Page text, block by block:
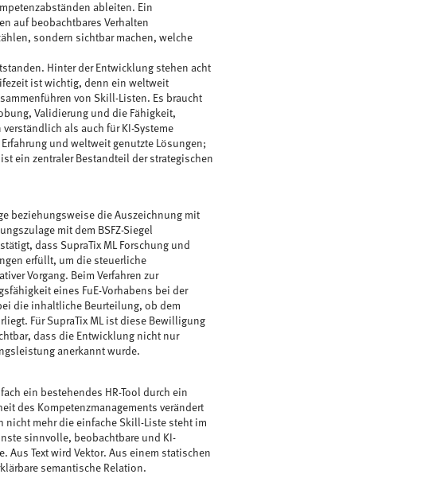
ableiten. Ein
auf beobachtbares Verhalten
sondern sichtbar machen, welche
Hinter der Entwicklung stehen acht
ist wichtig, denn ein weltweit
von Skill-Listen. Es braucht
Validierung und die Fähigkeit,
als auch für KI-Systeme
und weltweit genutzte Lösungen;
ein zentraler Bestandteil der strategischen
beziehungsweise die Auszeichnung mit
mit dem BSFZ-Siegel
dass SupraTix ML Forschung und
erfüllt, um die steuerliche
Vorgang. Beim Verfahren zur
eines FuE-Vorhabens bei der
die inhaltliche Beurteilung, ob dem
Für SupraTix ML ist diese Bewilligung
dass die Entwicklung nicht nur
anerkannt wurde.
ein bestehendes HR-Tool durch ein
des Kompetenzmanagements verändert
nicht mehr die einfache Skill-Liste steht im
sinnvolle, beobachtbare und KI-
Aus Text wird Vektor. Aus einem statischen
semantische Relation.